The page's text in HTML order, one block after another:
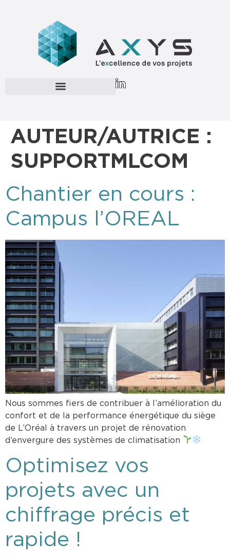
AUTEUR/AUTRICE :
SUPPORTMLCOM
Chantier en cours :
Campus l’OREAL
Nous sommes fiers de contribuer à l’amélioration du
confort et de la performance énergétique du siège
de L’Oréal à travers un projet de rénovation
d’envergure des systèmes de climatisation
Optimisez vos
projets avec un
chiffrage précis et
rapide !